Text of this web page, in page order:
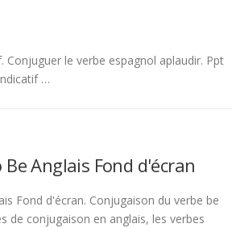
Conjuguer le verbe espagnol aplaudir. Ppt
…
Anglais Fond d'écran
Fond d'écran. Conjugaison du verbe be
de conjugaison en anglais, les verbes